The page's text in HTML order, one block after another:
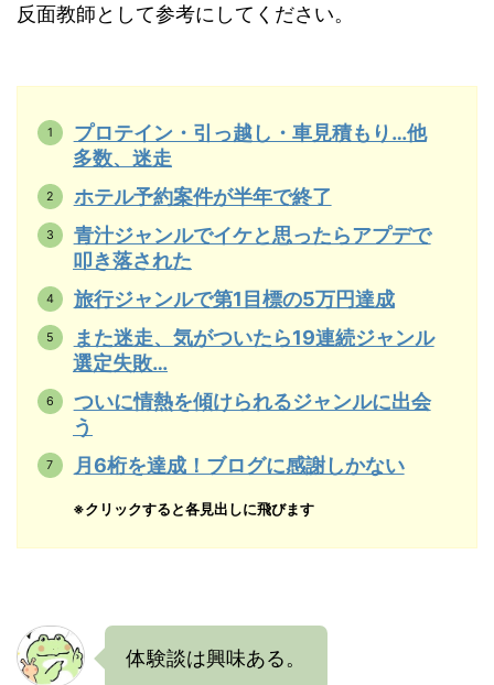
反面教師として参考にしてください。
プロテイン・引っ越し・車見積もり…他
多数、迷走
ホテル予約案件が半年で終了
青汁ジャンルでイケと思ったらアプデで
叩き落された
旅行ジャンルで第1目標の5万円達成
また迷走、気がついたら19連続ジャンル
選定失敗…
ついに情熱を傾けられるジャンルに出会
う
月6桁を達成！ブログに感謝しかない
※クリックすると各見出しに飛びます
体験談は興味ある。